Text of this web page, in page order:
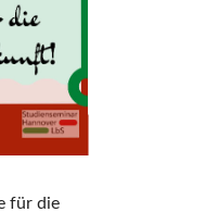
für die